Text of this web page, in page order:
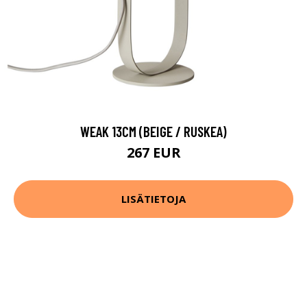
WEAK 13CM (BEIGE / RUSKEA)
267 EUR
LISÄTIETOJA